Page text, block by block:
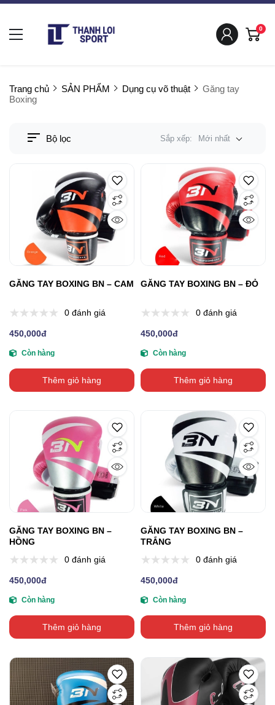
0
Trang chủ SẢN PHẨM Dụng cụ võ thuật
Găng tay
Boxing
Bộ lọc Sắp xếp: Mới nhất
GĂNG TAY BOXING BN – CAM
0 đánh giá
450,000đ
Còn hàng
Thêm giỏ hàng
GĂNG TAY BOXING BN – ĐỎ
0 đánh giá
450,000đ
Còn hàng
Thêm giỏ hàng
GĂNG TAY BOXING BN –
HỒNG
0 đánh giá
450,000đ
Còn hàng
Thêm giỏ hàng
GĂNG TAY BOXING BN –
TRẮNG
0 đánh giá
450,000đ
Còn hàng
Thêm giỏ hàng